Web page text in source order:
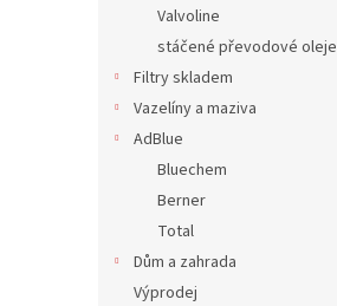
Valvoline
stáčené převodové oleje
Filtry skladem
Vazelíny a maziva
AdBlue
Bluechem
Berner
Total
Dům a zahrada
Výprodej